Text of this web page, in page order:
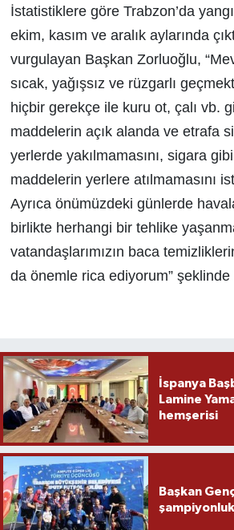
İstatistiklere göre Trabzon’da
ekim, kasım ve aralık aylarında
vurgulayan Başkan Zorluoğlu,
sıcak, yağışsız ve rüzgarlı
hiçbir gerekçe ile kuru ot, çalı vb.
maddelerin açık alanda ve etrafa
yerlerde yakılmamasını, sigara gibi
maddelerin yerlere atılmamasını
Ayrıca önümüzdeki günlerde
birlikte herhangi bir tehlike
vatandaşlarımızın baca
da önemle rica ediyorum” şeklinde
İspanya
Lamine
hemşerisi
Başkan